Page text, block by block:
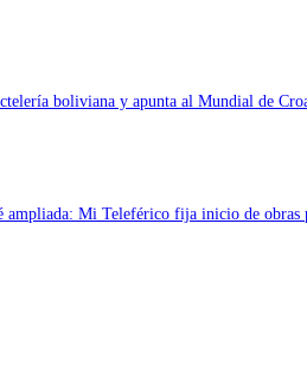
boliviana y apunta al Mundial de
ampliada: Mi Teleférico fija inicio de obras